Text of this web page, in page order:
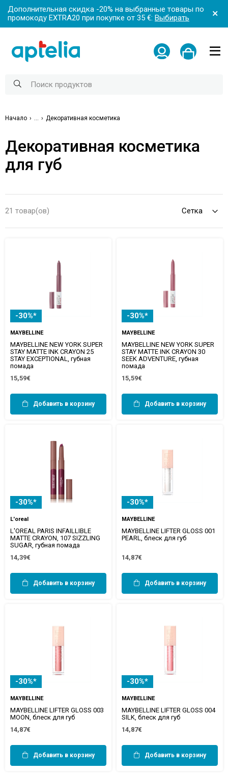
Дополнительная скидка -20% на выбранные товары по
промокоду EXTRA20 при покупке от 35 €: Выбирать
Начало Декоративная косметика
Декоративная косметика
для губ
21 товар(ов)
-30%*
MAYBELLINE
MAYBELLINE NEW YORK SUPER
STAY MATTE INK CRAYON 25
STAY EXCEPTIONAL, губная
помада
15,59€
Добавить в корзину
-30%*
MAYBELLINE
MAYBELLINE NEW YORK SUPER
STAY MATTE INK CRAYON 30
SEEK ADVENTURE, губная
помада
15,59€
Добавить в корзину
-30%*
L'oreal
L'OREAL PARIS INFAILLIBLE
MATTE CRAYON, 107 SIZZLING
SUGAR, губная помада
14,39€
Добавить в корзину
-30%*
MAYBELLINE
MAYBELLINE LIFTER GLOSS 001
PEARL, блеск для губ
14,87€
Добавить в корзину
-30%*
MAYBELLINE
MAYBELLINE LIFTER GLOSS 003
MOON, блеск для губ
14,87€
Добавить в корзину
-30%*
MAYBELLINE
MAYBELLINE LIFTER GLOSS 004
SILK, блеск для губ
14,87€
Добавить в корзину